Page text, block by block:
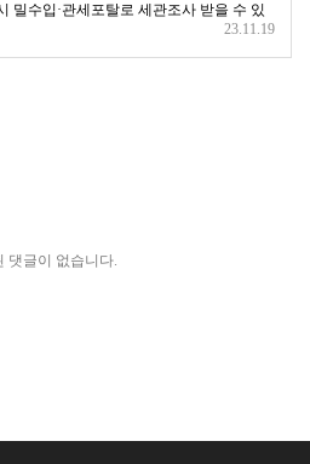
밀수입·관세포탈로 세관조사 받을 수 있
23.11.19
댓글이 없습니다.